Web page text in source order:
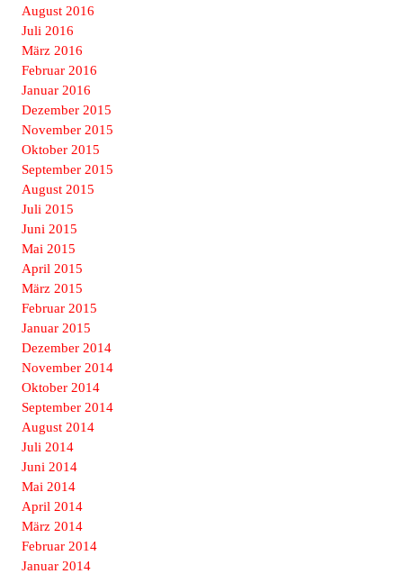
August 2016
Juli 2016
März 2016
Februar 2016
Januar 2016
Dezember 2015
November 2015
Oktober 2015
September 2015
August 2015
Juli 2015
Juni 2015
Mai 2015
April 2015
März 2015
Februar 2015
Januar 2015
Dezember 2014
November 2014
Oktober 2014
September 2014
August 2014
Juli 2014
Juni 2014
Mai 2014
April 2014
März 2014
Februar 2014
Januar 2014